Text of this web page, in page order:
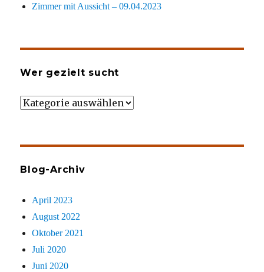
Zimmer mit Aussicht – 09.04.2023
Wer gezielt sucht
Wer
Blog-Archiv
April 2023
August 2022
Oktober 2021
Juli 2020
Juni 2020